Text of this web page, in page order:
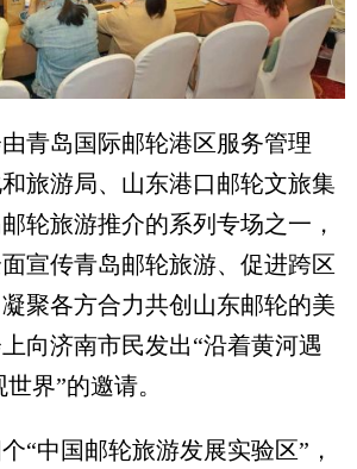
岛国际邮轮港区服务管理
旅游局、山东港口邮轮文旅集
轮旅游推介的系列专场之一，
宣传青岛邮轮旅游、促进跨区
聚各方合力共创山东邮轮的美
向济南市民发出“沿着黄河遇
界”的邀请。
中国邮轮旅游发展实验区”，